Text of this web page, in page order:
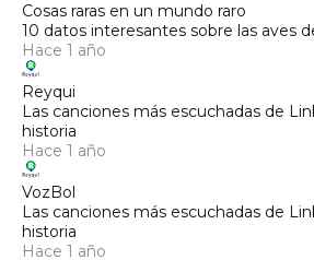
Cosas raras en un mundo raro
10 datos interesantes sobre las aves
Hace 1 año
Reyqui
Las canciones más escuchadas de
historia
Hace 1 año
VozBol
Las canciones más escuchadas de
historia
Hace 1 año